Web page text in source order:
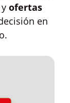
y ofertas
en